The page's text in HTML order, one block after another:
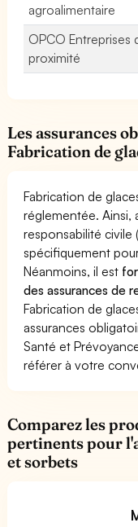
agroalimentaire
OPCO Entreprises
proximité
Les assurances
Fabrication de
Fabrication de
réglementée. Ainsi,
responsabilité civile
spécifiquement
Néanmoins, il est
des assurances de
Fabrication de
assurances
Santé et
référer à votre
Comparez les
pertinents pour
et sorbets